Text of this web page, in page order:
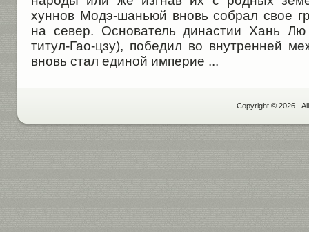
хуннов Модэ-шаньюй вновь собрал свое
на север. Основатель династии Хань Лю
титул-Гао-цзу), победил во внутренней
вновь стал единой империе ...
Copyright © 2026 -